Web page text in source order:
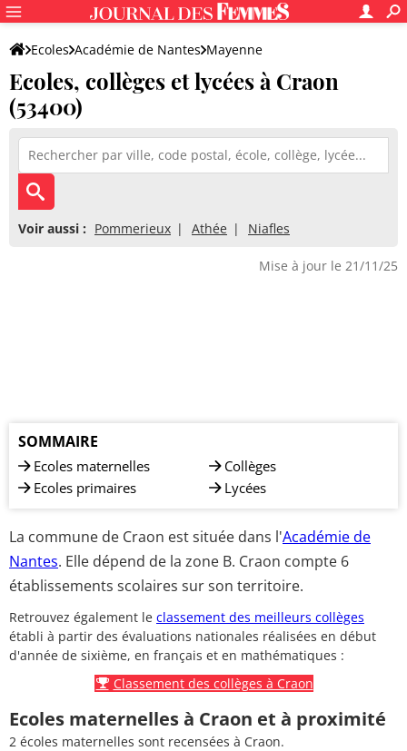
Ecoles Académie de Nantes Mayenne
Ecoles, collèges et lycées à Craon
(53400)
Voir aussi : Pommerieux Athée Niafles
Mise à jour le 21/11/25
SOMMAIRE
Ecoles maternelles
Ecoles primaires
Collèges
Lycées
La commune de Craon est située dans l'Académie de
Nantes. Elle dépend de la zone B. Craon compte 6
établissements scolaires sur son territoire.
Retrouvez également le classement des meilleurs collèges
établi à partir des évaluations nationales réalisées en début
d'année de sixième, en français et en mathématiques :
Classement des collèges à Craon
Ecoles maternelles à Craon et à proximité
2 écoles maternelles sont recensées à Craon.